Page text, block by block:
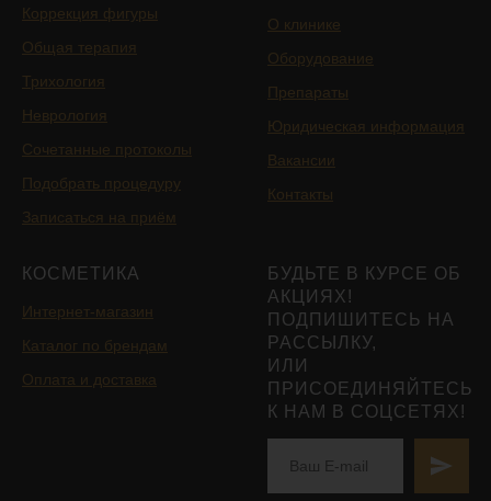
Коррекция фигуры
Общая терапия
Трихология
Неврология
Сочетанные протоколы
Подобрать процедуру
Записаться на приём
О клинике
Оборудование
Препараты
Юридическая информация
Вакансии
Контакты
КОСМЕТИКА
Интернет-магазин
Каталог по брендам
Оплата и доставка
БУДЬТЕ В КУРСЕ ОБ
АКЦИЯХ!
ПОДПИШИТЕСЬ НА
РАССЫЛКУ,
ИЛИ
ПРИСОЕДИНЯЙТЕСЬ
К НАМ В СОЦСЕТЯХ!